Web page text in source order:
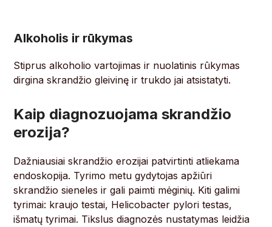
Alkoholis ir rūkymas
Stiprus alkoholio vartojimas ir nuolatinis rūkymas
dirgina skrandžio gleivinę ir trukdo jai atsistatyti.
Kaip diagnozuojama skrandžio
erozija?
Dažniausiai skrandžio erozijai patvirtinti atliekama
endoskopija. Tyrimo metu gydytojas apžiūri
skrandžio sieneles ir gali paimti mėginių. Kiti galimi
tyrimai: kraujo testai, Helicobacter pylori testas,
išmatų tyrimai. Tikslus diagnozės nustatymas leidžia